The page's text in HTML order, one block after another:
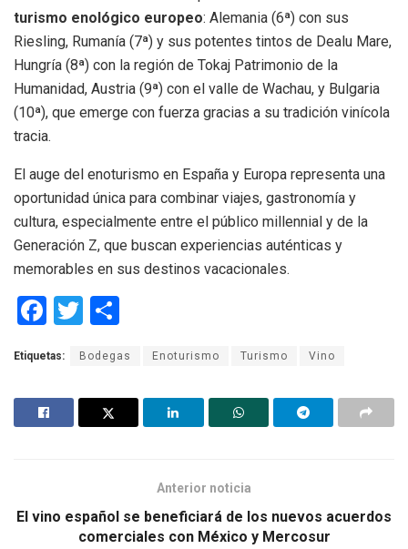
turismo enológico europeo: Alemania (6ª) con sus
Riesling, Rumanía (7ª) y sus potentes tintos de Dealu Mare,
Hungría (8ª) con la región de Tokaj Patrimonio de la
Humanidad, Austria (9ª) con el valle de Wachau, y Bulgaria
(10ª), que emerge con fuerza gracias a su tradición vinícola
tracia.
El auge del enoturismo en España y Europa representa una
oportunidad única para combinar viajes, gastronomía y
cultura, especialmente entre el público millennial y de la
Generación Z, que buscan experiencias auténticas y
memorables en sus destinos vacacionales.
F
ce
b
o
T
tt
er
m
p
ar
Etiquetas: Bodegas Enoturismo Turismo Vino
Anterior noticia
El vino español se beneficiará de los nuevos acuerdos
comerciales con México y Mercosur